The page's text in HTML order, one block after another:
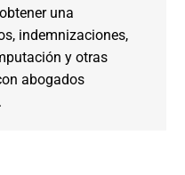
una
indemnizaciones,
y otras
abogados